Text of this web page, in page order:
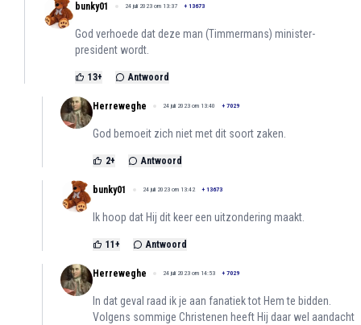
bunky01 24 juli 2023 om 13:37 + 13673
God verhoede dat deze man (Timmermans) minister-
president wordt.
13+ Antwoord
Herreweghe 24 juli 2023 om 13:40 + 7029
God bemoeit zich niet met dit soort zaken.
2+ Antwoord
bunky01 24 juli 2023 om 13:42 + 13673
Ik hoop dat Hij dit keer een uitzondering maakt.
11 + Antwoord
Herreweghe 24 juli 2023 om 14:53 + 7029
In dat geval raad ik je aan fanatiek tot Hem te bidden.
Volgens sommige Christenen heeft Hij daar wel aandacht